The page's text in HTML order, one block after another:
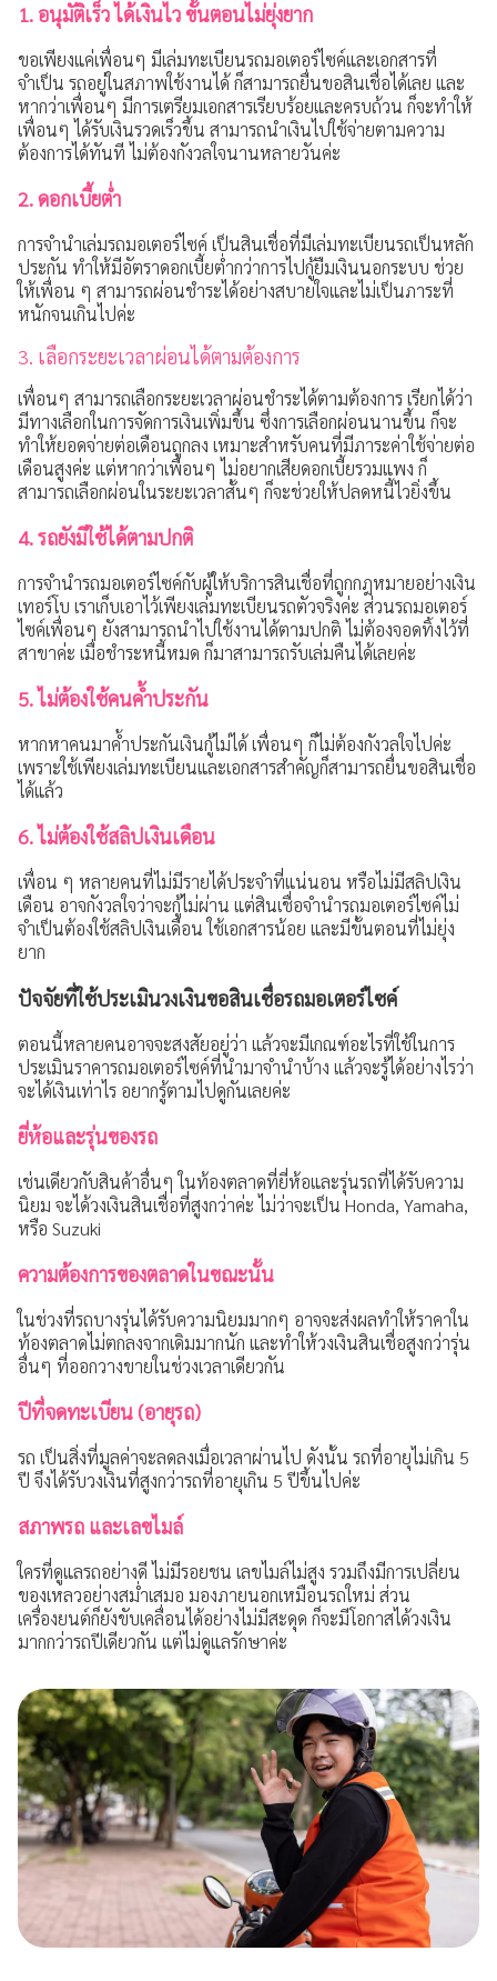
การเปิดเผยข้อมูล
ช่องทางการแจ้งเบาะแส / ร้องเรียน
1. อนุมัติเร็ว ได้เงินไว ขั้นตอนไม่ยุ่งยาก
ขอเพียงแค่เพื่อนๆ มีเล่มทะเบียนรถมอเตอร์ไซค์และเอกสารที่
จำเป็น รถอยู่ในสภาพใช้งานได้ ก็สามารถยื่นขอสินเชื่อได้เลย และ
หากว่าเพื่อนๆ มีการเตรียมเอกสารเรียบร้อยและครบถ้วน ก็จะทำให้
เพื่อนๆ ได้รับเงินรวดเร็วขึ้น สามารถนำเงินไปใช้จ่ายตามความ
ต้องการได้ทันที ไม่ต้องกังวลใจนานหลายวันค่ะ
2. ดอกเบี้ยต่ำ
การจำนำเล่มรถมอเตอร์ไซค์ เป็นสินเชื่อที่มีเล่มทะเบียนรถเป็นหลัก
ประกัน ทำให้มีอัตราดอกเบี้ยต่ำกว่าการไปกู้ยืมเงินนอกระบบ ช่วย
ให้เพื่อน ๆ สามารถผ่อนชำระได้อย่างสบายใจและไม่เป็นภาระที่
หนักจนเกินไปค่ะ
3. เลือกระยะเวลาผ่อนได้ตามต้องการ
เพื่อนๆ สามารถเลือกระยะเวลาผ่อนชำระได้ตามต้องการ เรียกได้ว่า
มีทางเลือกในการจัดการเงินเพิ่มขึ้น ซึ่งการเลือกผ่อนนานขึ้น ก็จะ
ทำให้ยอดจ่ายต่อเดือนถูกลง เหมาะสำหรับคนที่มีภาระค่าใช้จ่ายต่อ
เดือนสูงค่ะ แต่หากว่าเพื่อนๆ ไม่อยากเสียดอกเบี้ยรวมแพง ก็
สามารถเลือกผ่อนในระยะเวลาสั้นๆ ก็จะช่วยให้ปลดหนี้ไวยิ่งขึ้น
4. รถยังมีใช้ได้ตามปกติ
การจำนำรถมอเตอร์ไซค์กับผู้ให้บริการสินเชื่อที่ถูกกฎหมายอย่างเงิน
เทอร์โบ เราเก็บเอาไว้เพียงเล่มทะเบียนรถตัวจริงค่ะ ส่วนรถมอเตอร์
ไซค์เพื่อนๆ ยังสามารถนำไปใช้งานได้ตามปกติ ไม่ต้องจอดทิ้งไว้ที่
สาขาค่ะ เมื่อชำระหนี้หมด ก็มาสามารถรับเล่มคืนได้เลยค่ะ
5. ไม่ต้องใช้คนค้ำประกัน
หากหาคนมาค้ำประกันเงินกู้ไม่ได้ เพื่อนๆ ก็ไม่ต้องกังวลใจไปค่ะ
เพราะใช้เพียงเล่มทะเบียนและเอกสารสำคัญก็สามารถยื่นขอสินเชื่อ
ได้แล้ว
6. ไม่ต้องใช้สลิปเงินเดือน
เพื่อน ๆ หลายคนที่ไม่มีรายได้ประจำที่แน่นอน หรือไม่มีสลิปเงิน
เดือน อาจกังวลใจว่าจะกู้ไม่ผ่าน แต่สินเชื่อจำนำรถมอเตอร์ไซค์ไม่
จำเป็นต้องใช้สลิปเงินเดือน ใช้เอกสารน้อย และมีขั้นตอนที่ไม่ยุ่ง
ยาก
ปัจจัยที่ใช้ประเมินวงเงินขอสินเชื่อรถมอเตอร์ไซค์
ตอนนี้หลายคนอาจจะสงสัยอยู่ว่า แล้วจะมีเกณฑ์อะไรที่ใช้ในการ
ประเมินราคารถมอเตอร์ไซค์ที่นำมาจำนำบ้าง แล้วจะรู้ได้อย่างไรว่า
จะได้เงินเท่าไร อยากรู้ตามไปดูกันเลยค่ะ
ยี่ห้อและรุ่นของรถ
เช่นเดียวกับสินค้าอื่นๆ ในท้องตลาดที่ยี่ห้อและรุ่นรถที่ได้รับความ
นิยม จะได้วงเงินสินเชื่อที่สูงกว่าค่ะ ไม่ว่าจะเป็น Honda, Yamaha,
หรือ Suzuki
ความต้องการของตลาดในขณะนั้น
ในช่วงที่รถบางรุ่นได้รับความนิยมมากๆ อาจจะส่งผลทำให้ราคาใน
ท้องตลาดไม่ตกลงจากเดิมมากนัก และทำให้วงเงินสินเชื่อสูงกว่ารุ่น
อื่นๆ ที่ออกวางขายในช่วงเวลาเดียวกัน
ปีที่จดทะเบียน (อายุรถ)
รถ เป็นสิ่งที่มูลค่าจะลดลงเมื่อเวลาผ่านไป ดังนั้น รถที่อายุไม่เกิน 5
ปี จึงได้รับวงเงินที่สูงกว่ารถที่อายุเกิน 5 ปีขึ้นไปค่ะ
สภาพรถ และเลขไมล์
ใครที่ดูแลรถอย่างดี ไม่มีรอยชน เลขไมล์ไม่สูง รวมถึงมีการเปลี่ยน
ของเหลวอย่างสม่ำเสมอ มองภายนอกเหมือนรถใหม่ ส่วน
เครื่องยนต์ก็ยังขับเคลื่อนได้อย่างไม่มีสะดุด ก็จะมีโอกาสได้วงเงิน
มากกว่ารถปีเดียวกัน แต่ไม่ดูแลรักษาค่ะ